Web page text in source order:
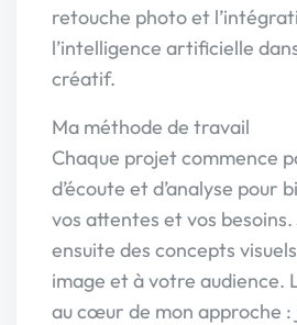
retouche photo et
l’intelligence artificielle
créatif.
Ma méthode de travail
Chaque projet commence
d’écoute et d’analyse pour
vos attentes et vos besoins.
ensuite des concepts
image et à votre audience.
au cœur de mon approche :